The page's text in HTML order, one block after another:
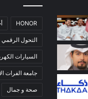
HONOR
التحول الرقمي
السيارات
جامعة الفرات
صحة و جمال